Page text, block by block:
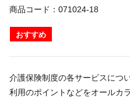
商品コード： 071024-18
おすすめ
介護保険制度の各サービスにつ
利用のポイントなどをオールカ